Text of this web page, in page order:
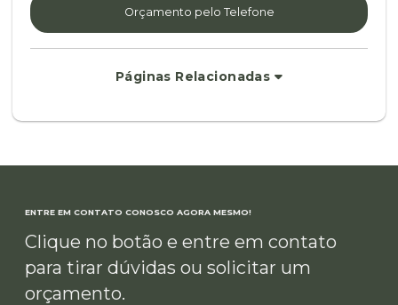
Orçamento pelo Telefone
Páginas Relacionadas
ENTRE EM CONTATO CONOSCO AGORA MESMO!
Clique no botão e entre em contato
para tirar dúvidas ou solicitar um
orçamento.